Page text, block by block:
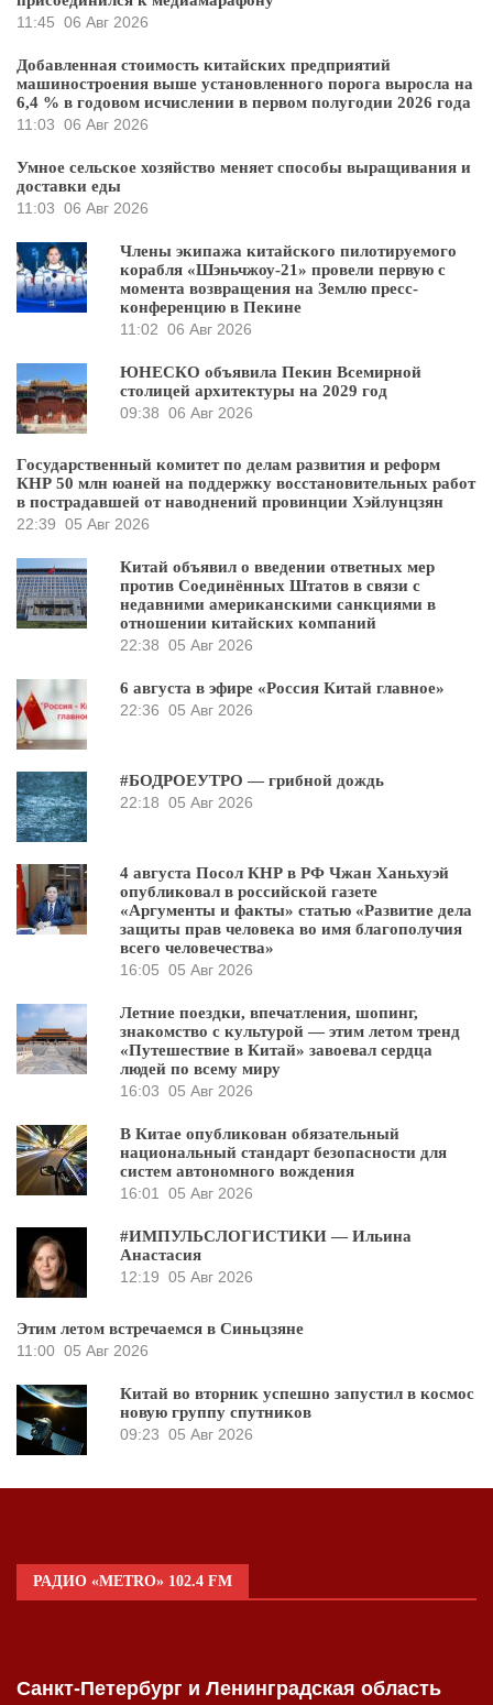
11:45 06 Авг 2026
Добавленная стоимость китайских предприятий
машиностроения выше установленного порога выросла на
6,4 % в годовом исчислении в первом полугодии 2026 года
11:03 06 Авг 2026
Умное сельское хозяйство меняет способы выращивания и
доставки еды
11:03 06 Авг 2026
Члены экипажа китайского пилотируемого
корабля «Шэньчжоу-21» провели первую с
момента возвращения на Землю пресс-
конференцию в Пекине
11:02 06 Авг 2026
ЮНЕСКО объявила Пекин Всемирной
столицей архитектуры на 2029 год
09:38 06 Авг 2026
Государственный комитет по делам развития и реформ
КНР 50 млн юаней на поддержку восстановительных работ
в пострадавшей от наводнений провинции Хэйлунцзян
22:39 05 Авг 2026
Китай объявил о введении ответных мер
против Соединённых Штатов в связи с
недавними американскими санкциями в
отношении китайских компаний
22:38 05 Авг 2026
6 августа в эфире «Россия Китай главное»
22:36 05 Авг 2026
#БОДРОЕУТРО — грибной дождь
22:18 05 Авг 2026
4 августа Посол КНР в РФ Чжан Ханьхуэй
опубликовал в российской газете
«Аргументы и факты» статью «Развитие дела
защиты прав человека во имя благополучия
всего человечества»
16:05 05 Авг 2026
Летние поездки, впечатления, шопинг,
знакомство с культурой — этим летом тренд
«Путешествие в Китай» завоевал сердца
людей по всему миру
16:03 05 Авг 2026
В Китае опубликован обязательный
национальный стандарт безопасности для
систем автономного вождения
16:01
05 Авг 2026
#ИМПУЛЬСЛОГИСТИКИ — Ильина
Анастасия
12:19 05 Авг 2026
Этим летом встречаемся в Синьцзяне
11:00 05 Авг 2026
Китай во вторник успешно запустил в космос
новую группу спутников
09:23 05 Авг 2026
РАДИО «METRO» 102.4 FM
Санкт-Петербург и Ленинградская область